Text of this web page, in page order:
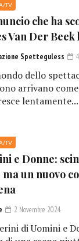
TV
che ha
Van Der
Spetteguless
dello
arrivano
lentamente...
TV
e Donne:
ma un nuovo
2 Novembre 2024
di Uomini e